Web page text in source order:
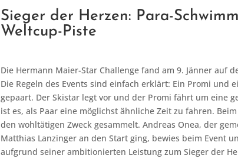
Sieger der Herzen: Para-
Weltcup-Piste
Die Hermann Maier-Star Challenge fand am 9. Jänner auf
Die Regeln des Events sind einfach erklärt: Ein Promi und
gepaart. Der Skistar legt vor und der Promi fährt um eine
ist es, als Paar eine möglichst ähnliche Zeit zu fahren.
den wohltätigen Zweck gesammelt. Andreas Onea, der
Matthias Lanzinger an den Start ging, bewies beim Event
aufgrund seiner ambitionierten Leistung zum Sieger der